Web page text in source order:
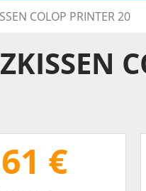
COLOP PRINTER 20
€